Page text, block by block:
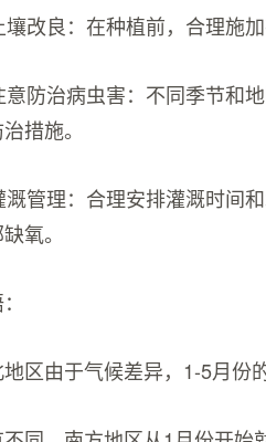
壤改良：在种植前，合理施
意防治病虫害：不同季节和
措施。
溉管理：合理安排灌溉时间
氧。
区由于气候差异，1-5月份